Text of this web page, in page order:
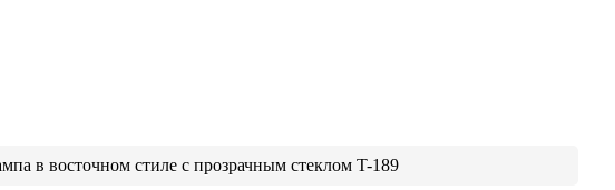
в восточном стиле с прозрачным стеклом T-189